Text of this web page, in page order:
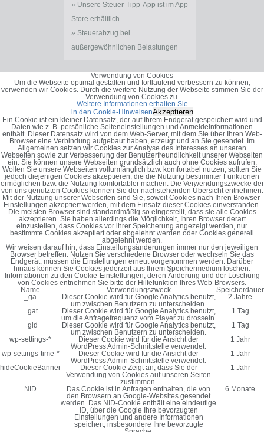
Unsere Steuer-Tipp-App ist im App
Store erhältlich.
Steuerabzug bei
außergewöhnlichen Belastungen
Verwendung von Cookies
Um die Webseite optimal gestalten und fortlaufend verbessern zu können,
verwenden wir Cookies. Durch die weitere Nutzung der Webseite stimmen Sie der
Verwendung von Cookies zu.
Weitere Informationen erhalten Sie
in den Cookie-HinweisenAkzeptieren
Ein Cookie ist ein kleiner Datensatz, der auf Ihrem Endgerät gespeichert wird und
Daten wie z. B. persönliche Seiteneinstellungen und Anmeldeinformationen
enthält. Dieser Datensatz wird von dem Web-Server, mit dem Sie über Ihren Web-
Browser eine Verbindung aufgebaut haben, erzeugt und an Sie gesendet. Im
Allgemeinen setzen wir Cookies zur Analyse des Interesses an unseren
Webseiten sowie zur Verbesserung der Benutzerfreundlichkeit unserer Webseiten
ein. Sie können unsere Webseiten grundsätzlich auch ohne Cookies aufrufen.
Wollen Sie unsere Webseiten vollumfänglich bzw. komfortabel nutzen, sollten Sie
jedoch diejenigen Cookies akzeptieren, die die Nutzung bestimmter Funktionen
ermöglichen bzw. die Nutzung komfortabler machen. Die Verwendungszwecke der
von uns genutzten Cookies können Sie der nachstehenden Übersicht entnehmen.
Mit der Nutzung unserer Webseiten sind Sie, soweit Cookies nach Ihren Browser-
Einstellungen akzeptiert werden, mit dem Einsatz dieser Cookies einverstanden.
Die meisten Browser sind standardmäßig so eingestellt, dass sie alle Cookies
akzeptieren. Sie haben allerdings die Möglichkeit, Ihren Browser derart
einzustellen, dass Cookies vor ihrer Speicherung angezeigt werden, nur
bestimmte Cookies akzeptiert oder abgelehnt werden oder Cookies generell
abgelehnt werden.
Wir weisen darauf hin, dass Einstellungsänderungen immer nur den jeweiligen
Browser betreffen. Nutzen Sie verschiedene Browser oder wechseln Sie das
Endgerät, müssen die Einstellungen erneut vorgenommen werden. Darüber
hinaus können Sie Cookies jederzeit aus Ihrem Speichermedium löschen.
Informationen zu den Cookie-Einstellungen, deren Änderung und der Löschung
von Cookies entnehmen Sie bitte der Hilfefunktion Ihres Web-Browsers.
Name
Verwendungszweck
Speicherdauer
_ga
Dieser Cookie wird für Google Analytics benutzt,
um zwischen Benutzern zu unterscheiden.
2 Jahre
_gat
Dieser Cookie wird für Google Analytics benutzt,
um die Anfragefrequenz vom Player zu drosseln.
1 Tag
_gid
Dieser Cookie wird für Google Analytics benutzt,
um zwischen Benutzern zu unterscheiden.
1 Tag
wp-settings-*
Dieser Cookie wird für die Ansicht der
WordPress Admin-Schnittstelle verwendet.
1 Jahr
wp-settings-time-*
Dieser Cookie wird für die Ansicht der
WordPress Admin-Schnittstelle verwendet.
1 Jahr
hideCookieBanner
Dieser Cookie Zeigt an, dass Sie der
Verwendung von Cookies auf unseren Seiten
zustimmen.
1 Jahr
NID
Das Cookie ist in Anfragen enthalten, die von
den Browsern an Google-Websites gesendet
werden. Das NID-Cookie enthält eine eindeutige
ID, über die Google Ihre bevorzugten
Einstellungen und andere Informationen
speichert, insbesondere Ihre bevorzugte
6 Monate